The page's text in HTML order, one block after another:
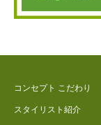
コンセプト こだわり
スタイリスト紹介